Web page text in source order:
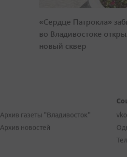
«Сердце Патрокла»
во Владивостоке
новый сквер
Архив газеты "Владивосток"
Архив новостей